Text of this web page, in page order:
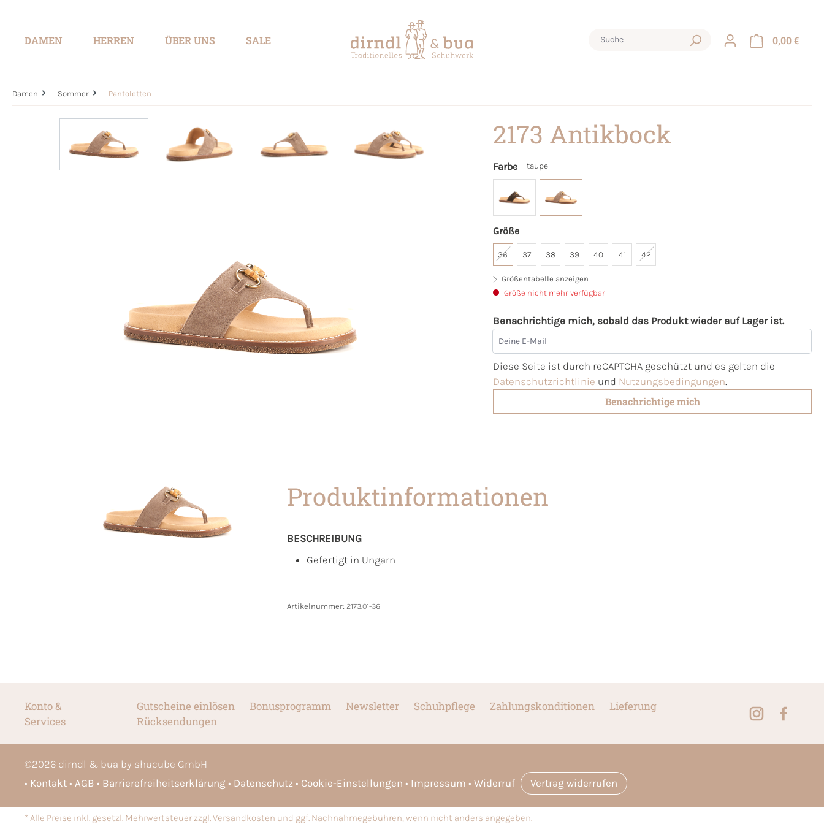
DAMEN HERREN ÜBER UNS SALE 0,00 €
Damen Sommer Pantoletten
2173 Antikbock
Farbe taupe
Größe
36 37 38 39 40 41 42
Größentabelle anzeigen
Größe nicht mehr verfügbar
Benachrichtige mich, sobald das Produkt wieder auf Lager ist.
Deine E-Mail
Diese Seite ist durch reCAPTCHA geschützt und es gelten die
Datenschutzrichtlinie und Nutzungsbedingungen.
Benachrichtige mich
Produktinformationen
BESCHREIBUNG
Gefertigt in Ungarn
Artikelnummer: 2173.01-36
Konto &
Services
Gutscheine einlösen Bonusprogramm Newsletter Schuhpflege Zahlungskonditionen
Lieferung
Rücksendungen
©2026 dirndl & bua by shucube GmbH
Kontakt
AGB Barrierefreiheitserklärung Datenschutz Cookie-Einstellungen Impressum Widerruf Vertrag widerrufen
* Alle Preise inkl. gesetzl. Mehrwertsteuer zzgl.Versandkosten und ggf. Nachnahmegebühren, wenn nicht anders angegeben.